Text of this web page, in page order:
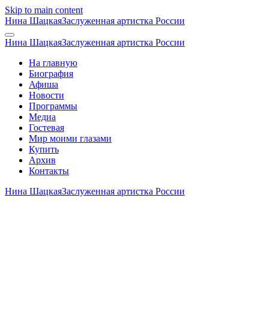
Skip to main content
Нина ШацкаяЗаслуженная артистка России
Нина ШацкаяЗаслуженная артистка России
На главную
Биография
Афиша
Новости
Программы
Медиа
Гостевая
Мир моими глазами
Купить
Архив
Контакты
Нина ШацкаяЗаслуженная артистка России